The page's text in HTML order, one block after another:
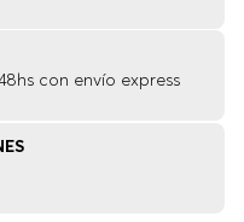
con envío express